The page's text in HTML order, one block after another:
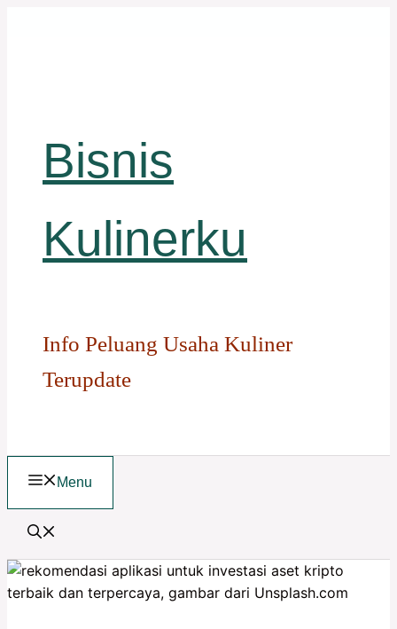
Bisnis
Kulinerku
Info Peluang Usaha Kuliner
Terupdate
Menu